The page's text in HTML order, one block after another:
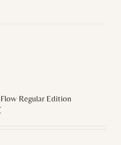
Flow Regular Edition